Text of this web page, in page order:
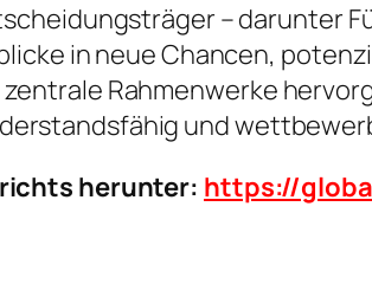
– darunter
in neue Chancen,
Rahmenwerke
und
herunter: https://